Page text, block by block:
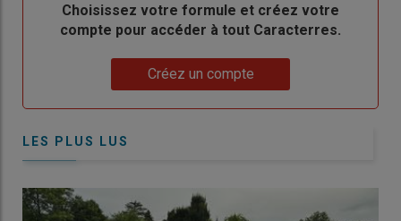
BodyChoisissez votre formule et créez votre
compte pour accéder à tout Caracterres.
Créez un compte
LES PLUS LUS